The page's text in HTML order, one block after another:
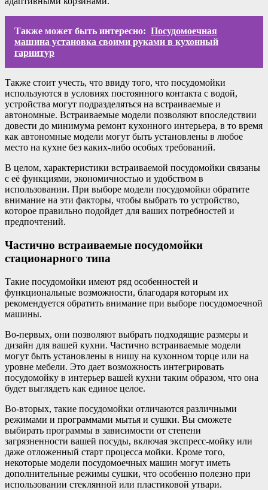
Также может быть интересно: Посудомоечная
машина установка своими руками в кухонный
гарнитур
Также стоит учесть, что ввиду того, что посудомойки
используются в условиях постоянного контакта с водой,
устройства могут подразделяться на встраиваемые и
автономные. Встраиваемые модели позволяют впоследствии
довести до минимума ремонт кухонного интерьера, в то время
как автономные модели могут быть установлены в любое
место на кухне без каких-либо особых требований.
В целом, характеристики встраиваемой посудомойки связаны
с её функциями, экономичностью и удобством в
использовании. При выборе модели посудомойки обратите
внимание на эти факторы, чтобы выбрать то устройство,
которое правильно подойдет для ваших потребностей и
предпочтений.
Частично встраиваемые посудомойки
стационарного типа
Такие посудомойки имеют ряд особенностей и
функциональные возможности, благодаря которым их
рекомендуется обратить внимание при выборе посудомоечной
машины.
Во-первых, они позволяют выбрать подходящие размеры и
дизайн для вашей кухни. Частично встраиваемые модели
могут быть установлены в нишу на кухонном торце или на
уровне мебели. Это дает возможность интегрировать
посудомойку в интерьер вашей кухни таким образом, что она
будет выглядеть как единое целое.
Во-вторых, такие посудомойки отличаются различными
режимами и программами мытья и сушки. Вы сможете
выбирать программы в зависимости от степени
загрязненности вашей посуды, включая экспресс-мойку или
даже отложенный старт процесса мойки. Кроме того,
некоторые модели посудомоечных машин могут иметь
дополнительные режимы сушки, что особенно полезно при
использовании стеклянной или пластиковой утвари.